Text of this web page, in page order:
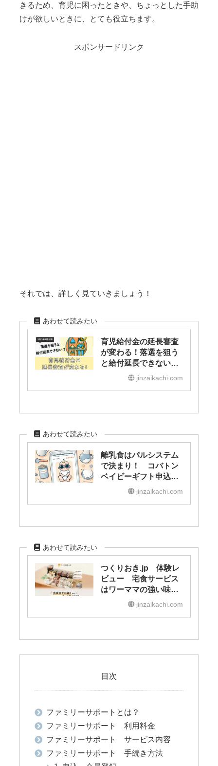
きるため、育児に困ったときや、ちょっとした手助
けが欲しいときに、とても役立ちます。
スポンサードリンク
それでは、詳しく見ていきましょう！
あわせて読みたい
育児給付金の延長審査
が変わる！落選を狙う
と給付延長できない？
2025年4月以降の手続
jinzaikachi.com
あわせて読みたい
離乳食はパルシステム
で決まり！ コバトン
ベイビーギフト申込者
の割引特典とは？jinzaikachi.com
あわせて読みたい
つくりおき.jp 体験レ
ビュー 宅食サービス
はワーママの強い味
jinzaikachi.com
目次
ファミリーサポートとは？
ファミリーサポート 利用料金
ファミリーサポート サービス内容
ファミリーサポート 手続き方法